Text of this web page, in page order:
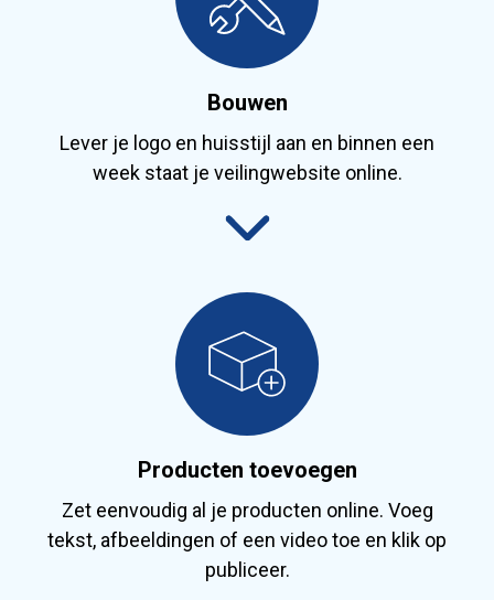
Bouwen
Lever je logo en huisstijl aan en binnen een
week staat je veilingwebsite online.
Producten toevoegen
Zet eenvoudig al je producten online. Voeg
tekst, afbeeldingen of een video toe en klik op
publiceer.